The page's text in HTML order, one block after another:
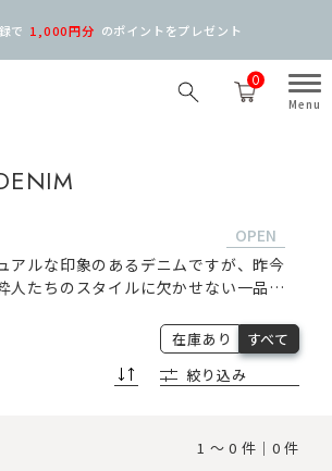
0
で 1,000円分 のポイントをプレゼント
アルな印象のあるデニムですが、昨今
人たちのスタイルに欠かせない一品。
心も感じさせるヨーロピアンスタイル
す。土井縫工所でも人気のデニムシャ
加工を施すため独特の風合いや色落ち
す。土井縫工所ならではの上質なドレ
在庫あり
すべて
絞り込み
1 ～ 0 件｜0 件